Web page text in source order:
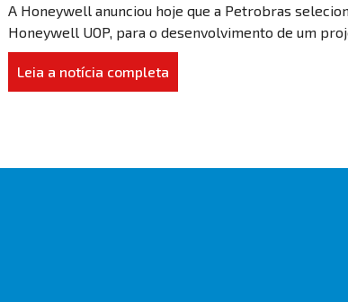
A Honeywell anunciou hoje que a Petrobras
Honeywell UOP, para o desenvolvimento de um
Leia a notícia completa